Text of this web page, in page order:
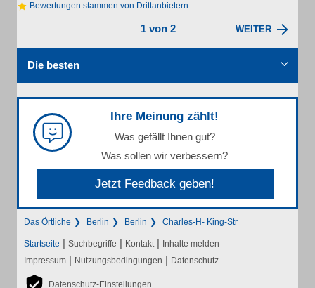
Bewertungen stammen von Drittanbietern
1 von 2 WEITER
Die besten
Ihre Meinung zählt!
Was gefällt Ihnen gut?
Was sollen wir verbessern?
Jetzt Feedback geben!
Das Örtliche Berlin Berlin Charles-H- King-Str
Startseite | Suchbegriffe | Kontakt | Inhalte melden
Impressum | Nutzungsbedingungen | Datenschutz
Datenschutz-Einstellungen